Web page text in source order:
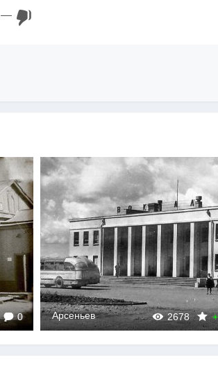
—
3603
Арсеньев